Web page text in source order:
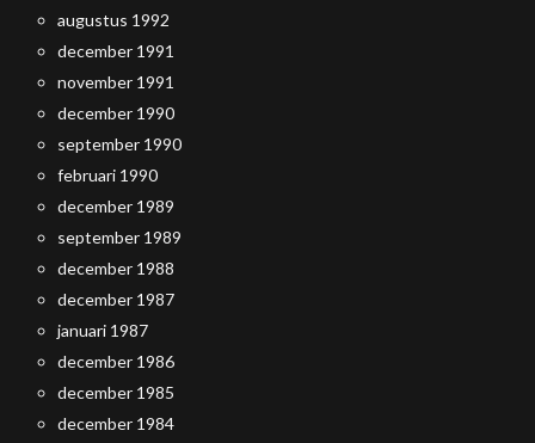
augustus 1992
december 1991
november 1991
december 1990
september 1990
februari 1990
december 1989
september 1989
december 1988
december 1987
januari 1987
december 1986
december 1985
december 1984